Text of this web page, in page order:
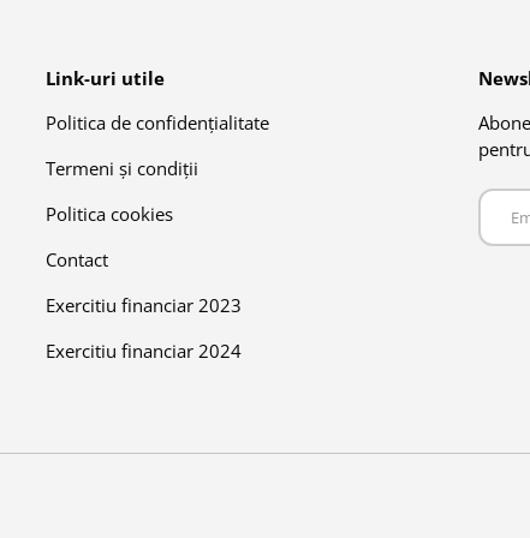
Link-uri utile
Politica de confidențialitate
Termeni și condiții
Politica cookies
Contact
Exercitiu financiar 2023
Exercitiu financiar 2024
Email